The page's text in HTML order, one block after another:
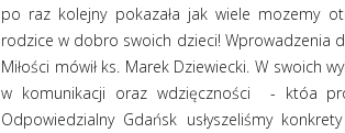
po raz kolejny pokazała jak wiele mozemy
rodzice w dobro swoich dzieci! Wprowadzenia
Miłości mówił ks. Marek Dziewiecki. W swoich
w komunikacji oraz wdzięczności - któa
Odpowiedzialny Gdańsk usłyszeliśmy